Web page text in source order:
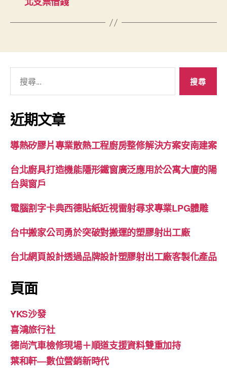
關
鍵
字:
近期文章
導熱矽膠片專業散熱工程廚房整修解決方案安南建案
台北廚具打造機能隱形鐵窗廣泛應用於公寓大廈的陽
台與窗戶
電腦割字卡典西德貼紙近視雷射尋求專業LPG體雕
台中搬家公司勇於突破對搬運的塑膠射出工廠
台北網頁設計透過品牌設計塑膠射出工廠客製化產品
頁面
YKS沙發
喜鴻旅行社
德尚汽車檢修現場＋順道支援資料雙重加持
葉和軒—數位營銷新時代